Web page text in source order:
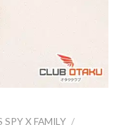
SPY X FAMILY /